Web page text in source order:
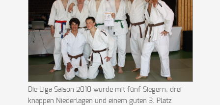
Die Liga Saison 2010 wurde mit fünf Siegern, drei
knappen Niederlagen und einem guten 3. Platz